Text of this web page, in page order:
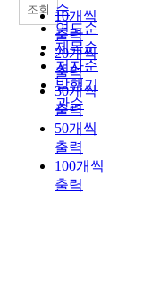
순
연도순
제목순
저자순
발행기
관순
10개씩
출력
20개씩
출력
30개씩
출력
50개씩
출력
100개씩
출력
조회